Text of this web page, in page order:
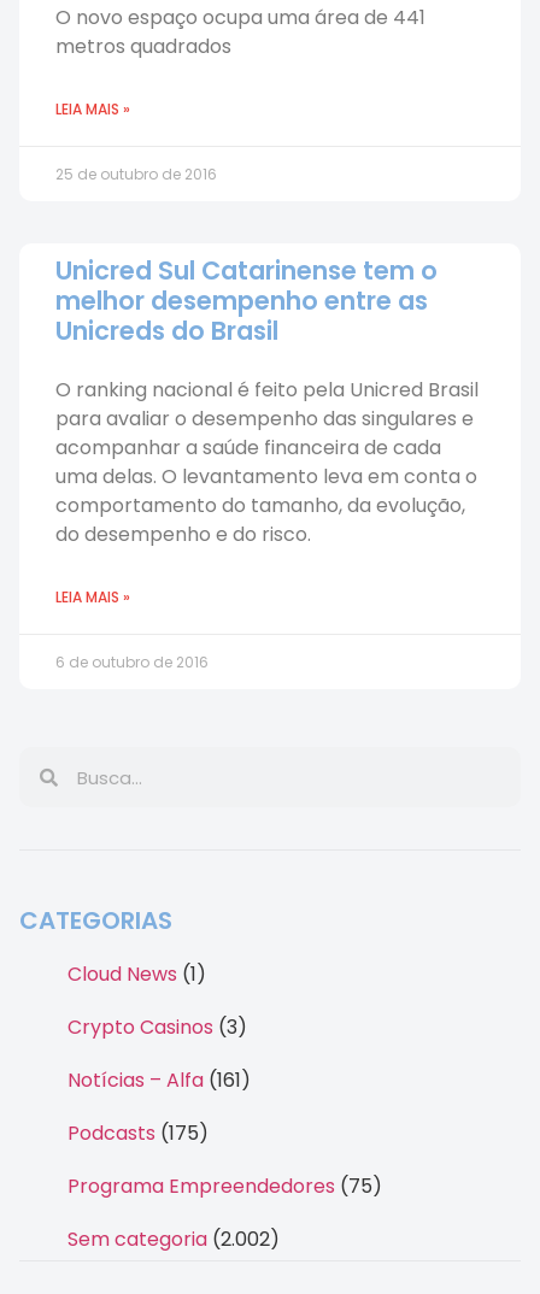
O novo espaço ocupa uma área de 441
metros quadrados
LEIA MAIS »
25 de outubro de 2016
Unicred Sul Catarinense tem o
melhor desempenho entre as
Unicreds do Brasil
O ranking nacional é feito pela Unicred Brasil
para avaliar o desempenho das singulares e
acompanhar a saúde financeira de cada
uma delas. O levantamento leva em conta o
comportamento do tamanho, da evolução,
do desempenho e do risco.
LEIA MAIS »
6 de outubro de 2016
CATEGORIAS
Cloud News (1)
Crypto Casinos (3)
Notícias – Alfa (161)
Podcasts (175)
Programa Empreendedores (75)
Sem categoria (2.002)